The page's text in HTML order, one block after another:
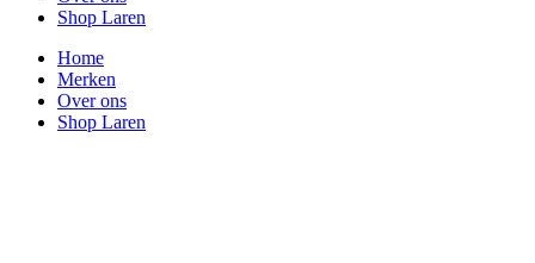
Shop Laren
Home
Merken
Over ons
Shop Laren